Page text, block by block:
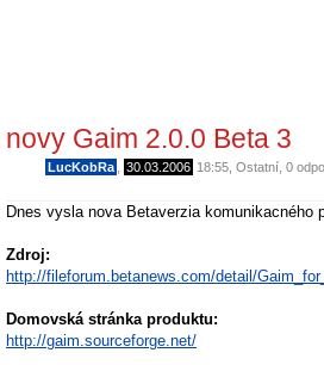
novy Gaim 2.0.0 Beta 3
LucKobRa 30.03.2006 18:55 Ostatní , 0
Dnes vysla nova Betaverzia komunikacného
Zdroj:
http://fileforum.betanews.com/detail/
Domovská stránka produktu:
http://gaim.sourceforge.net/